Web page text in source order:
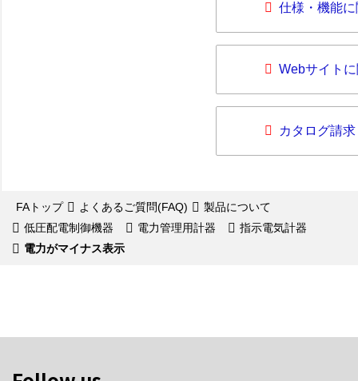
仕様・機能
Webサイト
カタログ請求
FAトップ よくあるご質問(FAQ)
製品について
低圧配電制御機器
電力管理用計器
指示電気計器
電力がマイナス表示